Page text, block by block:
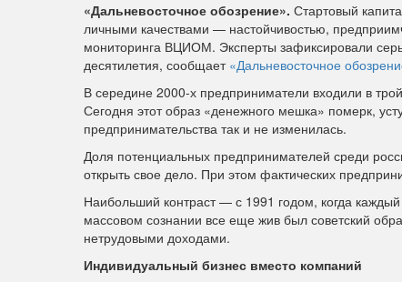
«Дальневосточное обозрение». Стартовый
личными качествами — настойчивостью,
мониторинга ВЦИОМ. Эксперты зафиксировали
десятилетия, сообщает «Дальневосточное
В середине 2000-х предприниматели входили в
Сегодня этот образ «денежного мешка» померк,
предпринимательства так и не изменилась.
Доля потенциальных предпринимателей среди
открыть свое дело. При этом фактических
Наибольший контраст — с 1991 годом, когда
массовом сознании все еще жив был советский
нетрудовыми доходами.
Индивидуальный бизнес вместо компаний